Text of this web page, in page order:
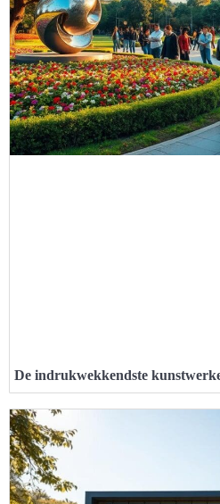
De indrukwekkendste